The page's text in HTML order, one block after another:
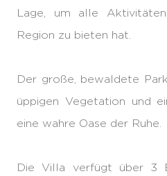
Lage, um alle
Region zu bieten hat.
Der große, bewaldete
üppigen Vegetation und
eine wahre Oase der Ruhe.
Die Villa verfügt über 3